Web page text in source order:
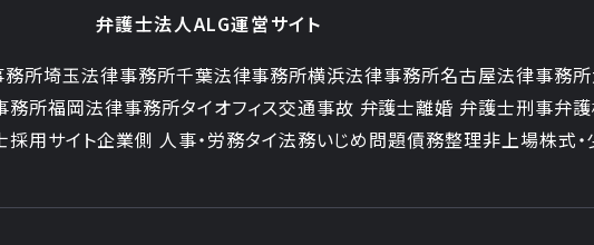
弁護士法人ALG運営サイト
所埼玉法律事務所千葉法律事務所横浜法律事務所名古屋法律事務所
務所福岡法律事務所タイオフィス交通事故 弁護士離婚 弁護士刑事弁護
採用サイト企業側 人事・労務タイ法務いじめ問題債務整理非上場株式